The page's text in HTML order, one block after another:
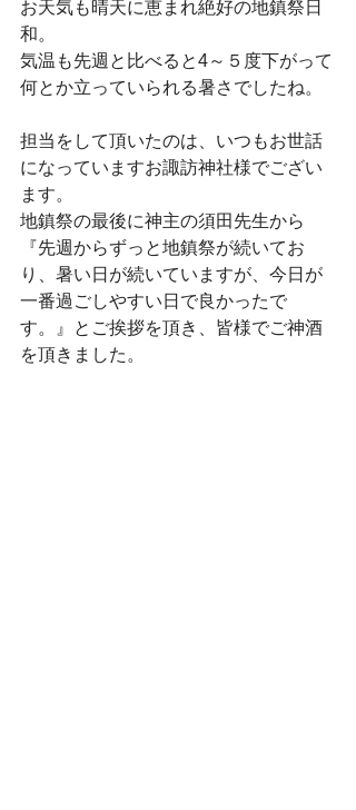
お天気も晴天に恵まれ絶好の地鎮祭日
和。
気温も先週と比べると4～５度下がって
何とか立っていられる暑さでしたね。
担当をして頂いたのは、いつもお世話
になっていますお諏訪神社様でござい
ます。
地鎮祭の最後に神主の須田先生から
『先週からずっと地鎮祭が続いてお
り、暑い日が続いていますが、今日が
一番過ごしやすい日で良かったで
す。』とご挨拶を頂き、皆様でご神酒
を頂きました。